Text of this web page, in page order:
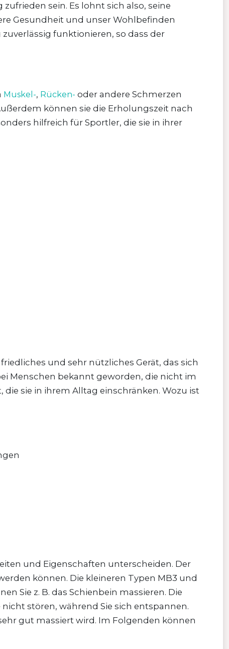
sein. Es lohnt sich also, seine
Gesundheit und unser Wohlbefinden
funktionieren, so dass der
Muskel-, Rücken- oder andere Schmerzen
können sie die Erholungszeit nach
hilfreich für Sportler, die sie in ihrer
und sehr nützliches Gerät, das sich
Menschen bekannt geworden, die nicht im
sie in ihrem Alltag einschränken. Wozu ist
und Eigenschaften unterscheiden. Der
können. Die kleineren Typen MB3 und
Sie z. B. das Schienbein massieren. Die
nicht stören, während Sie sich entspannen.
gut massiert wird. Im Folgenden können